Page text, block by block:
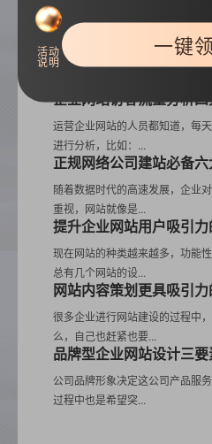
热门推荐
企业网站访客流量分析
运营企业网站的人员都知道，每
进行分析，比如：...
正规网络公司建站必备
随着数据时代的高速发展，企业
重视，网站就像是...
提升企业网站用户吸引
现在网站的种类越来越多，功能
总有几个网站的设...
网站内容策划更具吸引
很多企业进行网站建设的过程中
么，自己也赶紧也要...
品牌型企业网站设计三
公司品牌形象决定这公司产品服
过程中也是希望突...
活动
说明
一键